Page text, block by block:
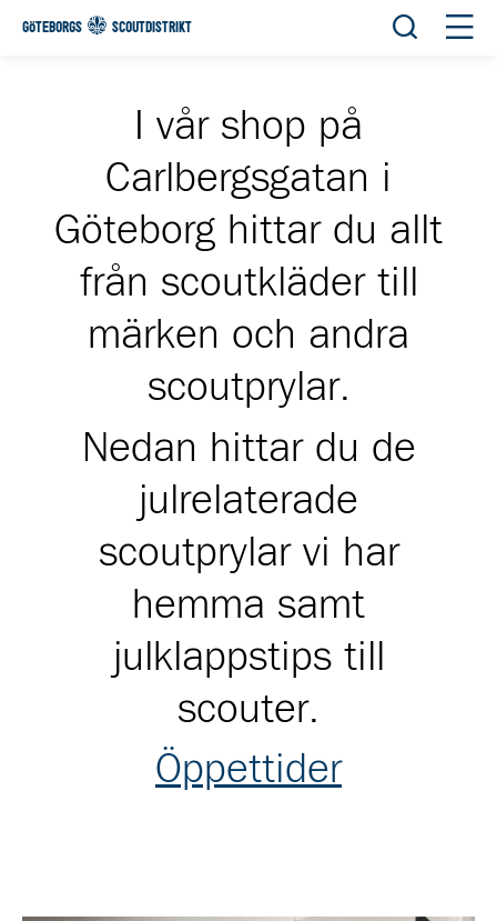
GÖTEBORGS SCOUTDISTRIKT Öppna
I vår shop på
Carlbergsgatan i
Göteborg hittar du allt
från scoutkläder till
märken och andra
scoutprylar.
Nedan hittar du de
julrelaterade
scoutprylar vi har
hemma samt
julklappstips till
scouter.
Öppettider